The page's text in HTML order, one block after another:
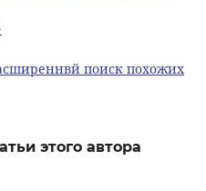
поиск похожих
этого автора